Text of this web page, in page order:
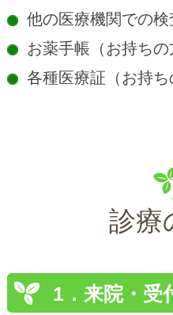
2024.09.02
kanda_kanri
他の医療機関での検
お薬手帳（お持ちの
各種医療証（お持ち
診療
1．来院・受